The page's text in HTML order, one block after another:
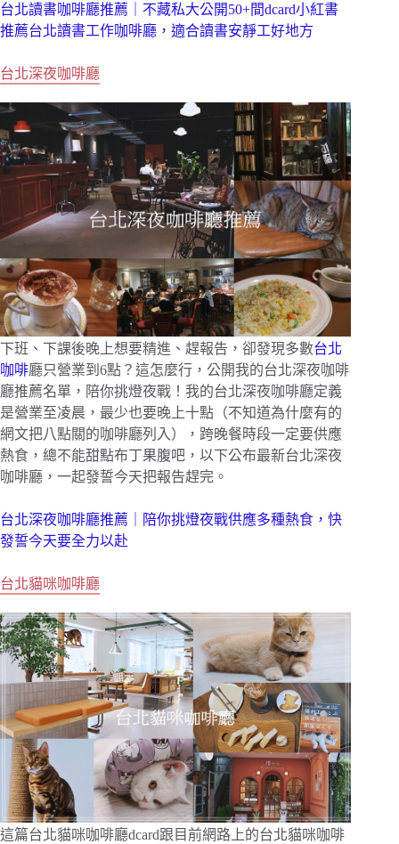
台北讀書咖啡廳推薦｜不藏私大公開50+間dcard小紅書
推薦台北讀書工作咖啡廳，適合讀書安靜工好地方
台北深夜咖啡廳
下班、下課後晚上想要精進、趕報告，卻發現多數台北
咖啡廳只營業到6點？這怎麼行，公開我的台北深夜咖啡
廳推薦名單，陪你挑燈夜戰！我的台北深夜咖啡廳定義
是營業至凌晨，最少也要晚上十點（不知道為什麼有的
網文把八點關的咖啡廳列入），跨晚餐時段一定要供應
熱食，總不能甜點布丁果腹吧，以下公布最新台北深夜
咖啡廳，一起發誓今天把報告趕完。
台北深夜咖啡廳推薦｜陪你挑燈夜戰供應多種熱食，快
發誓今天要全力以赴
台北貓咪咖啡廳
這篇台北貓咪咖啡廳dcard跟目前網路上的台北貓咪咖啡